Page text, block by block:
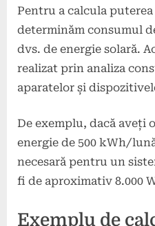
Pentru a calcula
determinăm consumul
dvs. de energie solară.
realizat prin analiza
aparatelor și
De exemplu, dacă aveți
energie de 500 kWh/
necesară pentru un
fi de aproximativ 8.000
Exemplu de